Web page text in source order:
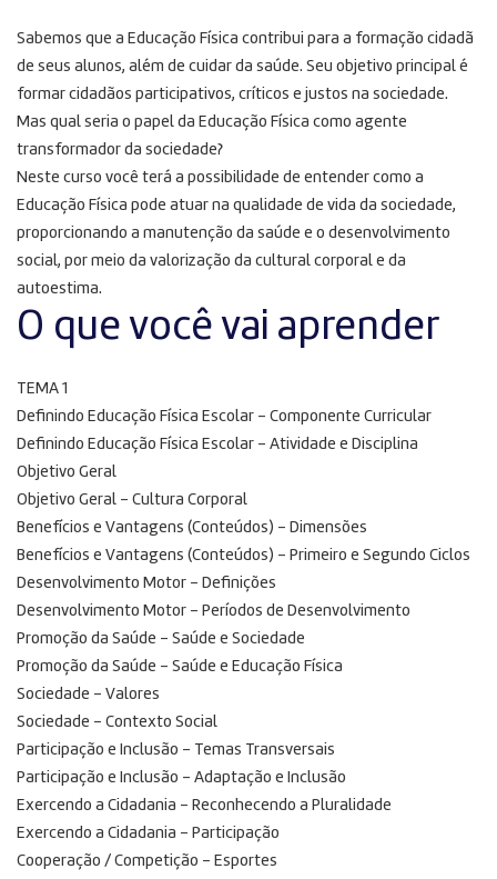
Sabemos que a Educação Física contribui para a formação cidadã
de seus alunos, além de cuidar da saúde. Seu objetivo principal é
formar cidadãos participativos, críticos e justos na sociedade.
Mas qual seria o papel da Educação Física como agente
transformador da sociedade?
Neste curso você terá a possibilidade de entender como a
Educação Física pode atuar na qualidade de vida da sociedade,
proporcionando a manutenção da saúde e o desenvolvimento
social, por meio da valorização da cultural corporal e da
autoestima.
O que você vai aprender
TEMA 1
Definindo Educação Física Escolar – Componente Curricular
Definindo Educação Física Escolar – Atividade e Disciplina
Objetivo Geral
Objetivo Geral – Cultura Corporal
Benefícios e Vantagens (Conteúdos) – Dimensões
Benefícios e Vantagens (Conteúdos) – Primeiro e Segundo Ciclos
Desenvolvimento Motor – Definições
Desenvolvimento Motor – Períodos de Desenvolvimento
Promoção da Saúde – Saúde e Sociedade
Promoção da Saúde – Saúde e Educação Física
Sociedade – Valores
Sociedade – Contexto Social
Participação e Inclusão – Temas Transversais
Participação e Inclusão – Adaptação e Inclusão
Exercendo a Cidadania – Reconhecendo a Pluralidade
Exercendo a Cidadania – Participação
Cooperação / Competição – Esportes